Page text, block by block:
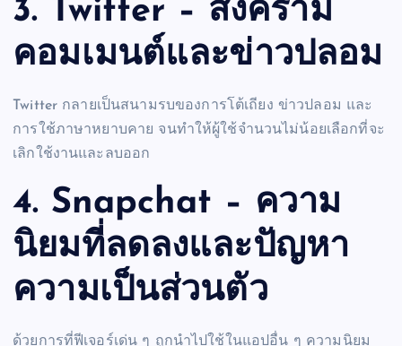
3. Twitter – สงคราม
คอมเมนต์และข่าวปลอม
Twitter กลายเป็นสนามรบของการโต้เถียง ข่าวปลอม และ
การใช้ภาษาหยาบคาย จนทำให้ผู้ใช้จำนวนไม่น้อยเลือกที่จะ
เลิกใช้งานและลบออก
4. Snapchat – ความ
นิยมที่ลดลงและปัญหา
ความเป็นส่วนตัว
ด้วยการที่ฟีเจอร์เด่น ๆ ถูกนำไปใช้ในแอปอื่น ๆ ความนิยม